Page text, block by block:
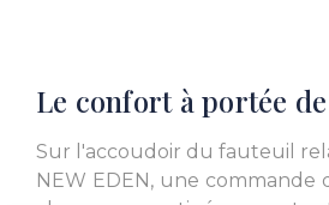
Le confort à portée
Sur l'accoudoir du fauteuil
NEW EDEN, une commande